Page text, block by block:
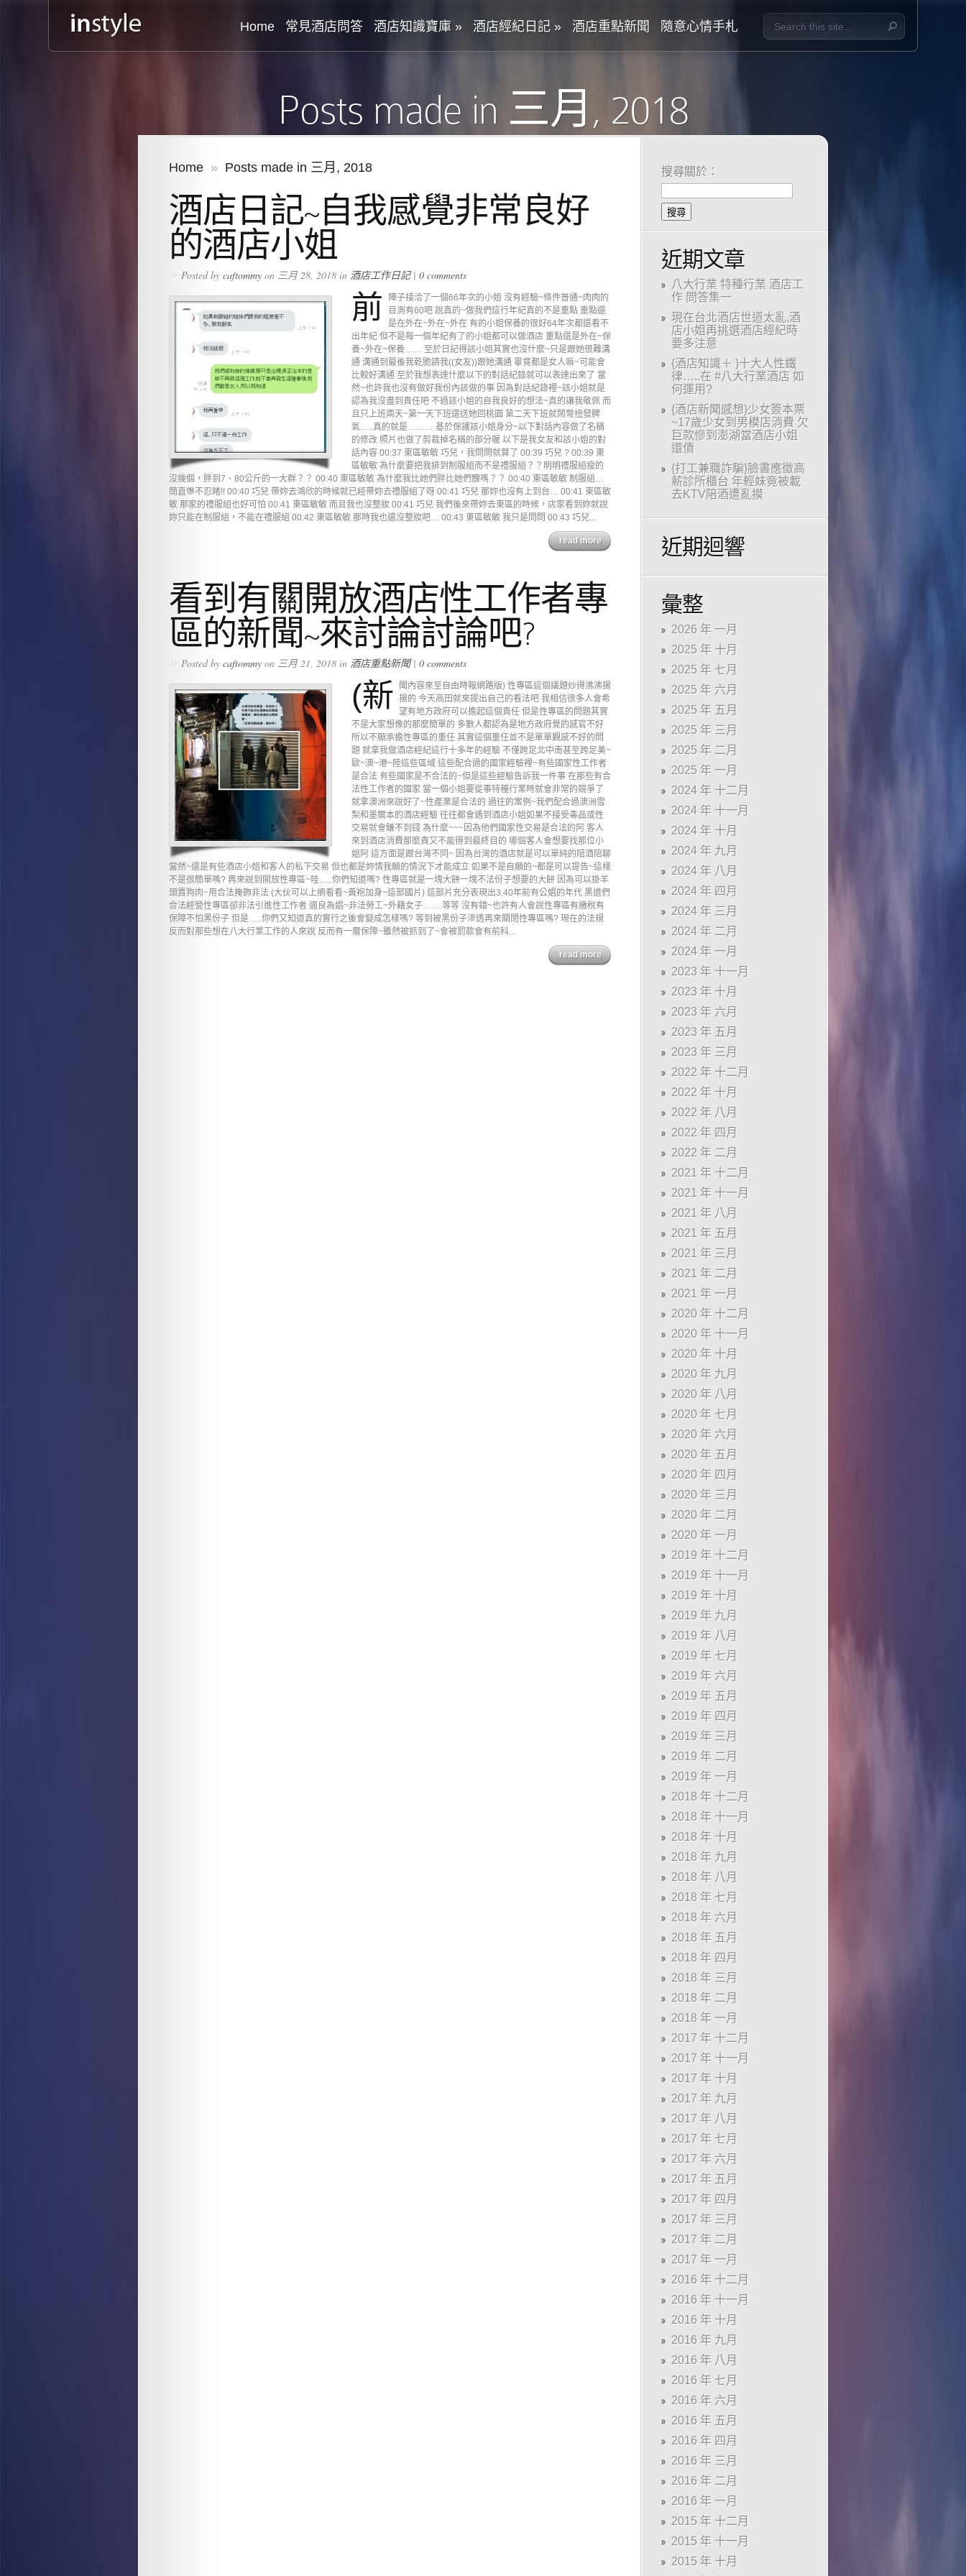
Home 常見酒店問答 酒店知識寶庫» 酒店經紀日記» 酒店重點新聞 隨意心情手札
Posts made in 三月, 2018
Home » Posts made in 三月, 2018
酒店日記~自我感覺非常良好
的酒店小姐
» Posted by caftommy on 三月 28, 2018 in 酒店工作日記| 0 comments
前
陣子接洽了一個66年次的小姐 沒有經驗~條件普通~肉肉的
目測有60吧 說真的~做我們這行年紀真的不是重點 重點還
是在外在~外在~外在 有的小姐保養的很好64年次都還看不
出年紀 但不是每一個年紀有了的小姐都可以做酒店 重點還是外在~保
養~外在~保養…… 至於日記得該小姐其實也沒什麼~只是跟她很難溝
通 溝通到最後我乾脆請我((女友))跟她溝通 畢竟都是女人嘛~可能會
比較好溝通 至於我想表達什麼以下的對話紀錄就可以表達出來了 當
然~也許我也沒有做好我份內該做的事 因為對話紀錄裡~該小姐就是
認為我沒盡到責任吧 不過該小姐的自我良好的想法~真的讓我敬佩 而
且只上班兩天~第一天下班還送她回桃園 第二天下班就鬧彆扭發脾
氣…..真的就是……… 基於保護該小姐身分~以下對話內容做了名稱
的修改 照片也做了剪裁掉名稱的部分喔 以下是我女友和該小姐的對
話內容 00:37 東區敏敏 巧兒，我問問就算了 00:39 巧兒 ? 00:39 東
區敏敏 為什麼要把我排到制服組而不是禮服組？？明明禮服組瘦的
沒幾個，胖到7、80公斤的一大群？？ 00:40 東區敏敏 為什麼我比她們胖比她們醜嗎？？ 00:40 東區敏敏 制服組…
簡直慘不忍睹!! 00:40 巧兒 帶妳去鴻欣的時候就已經帶妳去禮服組了呀 00:41 巧兒 那妳也沒有上到台… 00:41 東區敏
敏 那家的禮服組也好可怕 00:41 東區敏敏 而且我也沒整妝 00:41 巧兒 我們後來帶妳去東區的時候，店家看到妳就說
妳只能在制服組，不能在禮服組 00:42 東區敏敏 那時我也還沒整妝吧… 00:43 東區敏敏 我只是問問 00:43 巧兒...
read more
看到有關開放酒店性工作者專
區的新聞~來討論討論吧?
» Posted by caftommy on 三月 21, 2018 in 酒店重點新聞| 0 comments
(新
聞內容來至自由時報網路版) 性專區這個議題炒得沸沸揚
揚的 今天高田就來提出自己的看法吧 我相信很多人會希
望有地方政府可以擔起這個責任 但是性專區的問題其實
不是大家想像的那麼簡單的 多數人都認為是地方政府覺的感官不好
所以不願承擔性專區的重任 其實這個重任並不是單單觀感不好的問
題 就拿我做酒店經紀這行十多年的經驗 不僅跨足北中南甚至跨足美~
歐~澳~港~陸這些區域 這些配合過的國家經驗裡~有些國家性工作者
是合法 有些國家是不合法的~但是這些經驗告訴我一件事 在那些有合
法性工作者的國家 當一個小姐要從事特種行業時就會非常的競爭了
就拿澳洲來說好了~性產業是合法的 過往的案例~我們配合過澳洲雪
梨和墨爾本的酒店經驗 往往都會遇到酒店小姐如果不接受毒品或性
交易就會賺不到錢 為什麼~~~因為他們國家性交易是合法的阿 客人
來到酒店消費那麼貴又不能得到最終目的 哪個客人會想要找那位小
姐阿 這方面是跟台灣不同~ 因為台灣的酒店就是可以單純的陪酒陪聊
當然~還是有些酒店小姐和客人的私下交易 但也都是妳情我願的情況下才能成立 如果不是自願的~都是可以提告~這樣
不是很簡單嗎? 再來說到開放性專區~哇…..你們知道嗎? 性專區就是一塊大餅一塊不法份子想要的大餅 因為可以掛羊
頭賣狗肉~用合法掩飾非法 (大伙可以上網看看~黃袍加身~這部國片) 這部片充分表現出3.40年前有公娼的年代 黑道們
合法經營性專區卻非法引進性工作者 逼良為娼~非法勞工~外籍女子…….等等 沒有錯~也許有人會說性專區有繳稅有
保障不怕黑份子 但是…..你們又知道真的實行之後會變成怎樣嗎? 等到被黑份子滲透再來關閉性專區嗎? 現在的法規
反而對那些想在八大行業工作的人來說 反而有一層保障~雖然被抓到了~會被罰款會有前科...
read more
搜尋關於：
近期文章
八大行業 特種行業 酒店工
作 問答集一
現在台北酒店世道太亂,酒
店小姐再挑選酒店經紀時
要多注意
{酒店知識＋ }十大人性鐵
律…..在 #八大行業酒店 如
何運用?
{酒店新聞感想}少女簽本票
~17歲少女到男模店消費 欠
巨款慘到澎湖當酒店小姐
還債
{打工兼職詐騙}臉書應徵高
薪診所櫃台 年輕妹竟被載
去KTV陪酒遭亂摸
近期迴響
彙整
2026 年 一月
2025 年 十月
2025 年 七月
2025 年 六月
2025 年 五月
2025 年 三月
2025 年 二月
2025 年 一月
2024 年 十二月
2024 年 十一月
2024 年 十月
2024 年 九月
2024 年 八月
2024 年 四月
2024 年 三月
2024 年 二月
2024 年 一月
2023 年 十一月
2023 年 十月
2023 年 六月
2023 年 五月
2023 年 三月
2022 年 十二月
2022 年 十月
2022 年 八月
2022 年 四月
2022 年 二月
2021 年 十二月
2021 年 十一月
2021 年 八月
2021 年 五月
2021 年 三月
2021 年 二月
2021 年 一月
2020 年 十二月
2020 年 十一月
2020 年 十月
2020 年 九月
2020 年 八月
2020 年 七月
2020 年 六月
2020 年 五月
2020 年 四月
2020 年 三月
2020 年 二月
2020 年 一月
2019 年 十二月
2019 年 十一月
2019 年 十月
2019 年 九月
2019 年 八月
2019 年 七月
2019 年 六月
2019 年 五月
2019 年 四月
2019 年 三月
2019 年 二月
2019 年 一月
2018 年 十二月
2018 年 十一月
2018 年 十月
2018 年 九月
2018 年 八月
2018 年 七月
2018 年 六月
2018 年 五月
2018 年 四月
2018 年 三月
2018 年 二月
2018 年 一月
2017 年 十二月
2017 年 十一月
2017 年 十月
2017 年 九月
2017 年 八月
2017 年 七月
2017 年 六月
2017 年 五月
2017 年 四月
2017 年 三月
2017 年 二月
2017 年 一月
2016 年 十二月
2016 年 十一月
2016 年 十月
2016 年 九月
2016 年 八月
2016 年 七月
2016 年 六月
2016 年 五月
2016 年 四月
2016 年 三月
2016 年 二月
2016 年 一月
2015 年 十二月
2015 年 十一月
2015 年 十月